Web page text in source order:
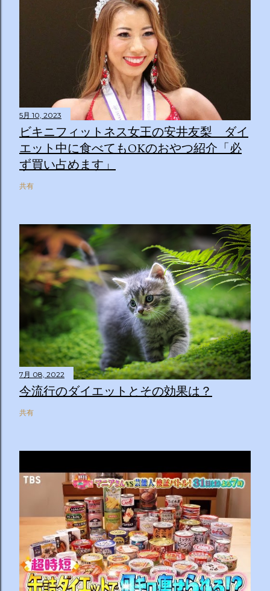
5月 10, 2023
ビキニフィットネス女王の安井友梨 ダイ
エット中に食べてもOKのおやつ紹介「必
ず買い占めます」
共有
7月 08, 2022
今流行のダイエットとその効果は？
共有